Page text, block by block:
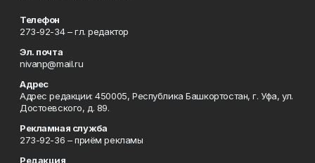
Телефон
273-92-34 – гл. редактор
Эл. почта
nivanp@mail.ru
Адрес
Адрес редакции: 450005, Республика Башкортостан, г. Уфа, ул.
Достоевского, д. 89.
Рекламная служба
273-92-36 – приём рекламы
Редакция